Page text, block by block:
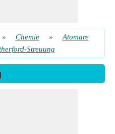
» Chemie »
Atomare
Streuung